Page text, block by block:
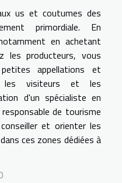
us et coutumes des
primordiale. En
en achetant
les producteurs, vous
appellations et
les visiteurs et les
d'un spécialiste en
de tourisme
et orienter les
ces zones dédiées à